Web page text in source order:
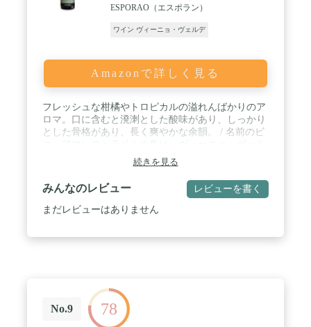
ESPORAO（エスポラン）
ワイン ヴィーニョ・ヴェルデ
Amazonで詳しく見る
フレッシュな柑橘やトロピカルの溢れんばかりのア
ロマ。口に含むと溌溂とした酸味があり、しっかり
とした骨格があり、長く爽やかな余韻。 / 名前のビ
デ地方でみられるクロウタドリに由来する。手摘み
で収穫されたブドウは空気圧式プレスで全房のまま
優しく圧搾。48時間低温で静置。10～15度に温度コ
ントロールされたステンレスタンク内で12～15日間
発酵したのち、ステンレスタンク内でバトナージュ
続きを見る
みんなのレビュー レビューを書く
まだレビューはありません
No.9 78